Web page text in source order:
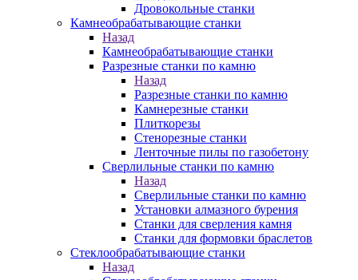
Дровокольные станки
Камнеобрабатывающие станки
Назад
Камнеобрабатывающие станки
Разрезные станки по камню
Назад
Разрезные станки по камню
Камнерезные станки
Плиткорезы
Стенорезные станки
Ленточные пилы по газобетону
Сверлильные станки по камню
Назад
Сверлильные станки по камню
Установки алмазного бурения
Станки для сверления камня
Станки для формовки браслетов
Стеклообрабатывающие станки
Назад